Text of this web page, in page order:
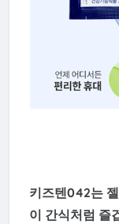
키즈텐042는
이 간식처럼 즐